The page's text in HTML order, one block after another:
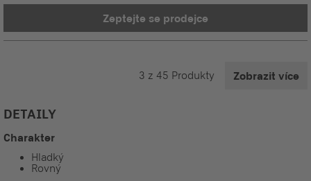
Zeptejte se prodejce
3 z 45 Produkty Zobrazit více
DETAILY
Charakter
Hladký
Rovný